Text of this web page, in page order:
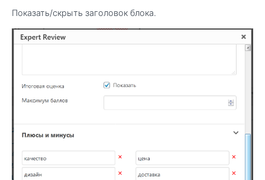
Показать/скрыть заголовок блока.